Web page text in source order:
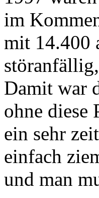
im
mit 14.400
Damit war
ohne diese
ein sehr
einfach
und man